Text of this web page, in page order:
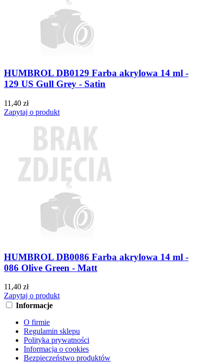
HUMBROL DB0129 Farba akrylowa 14 ml -
129 US Gull Grey - Satin
11,40 zł
Zapytaj o produkt
HUMBROL DB0086 Farba akrylowa 14 ml -
086 Olive Green - Matt
11,40 zł
Zapytaj o produkt
Informacje
O firmie
Regulamin sklepu
Polityka prywatności
Informacja o cookies
Bezpieczeństwo produktów